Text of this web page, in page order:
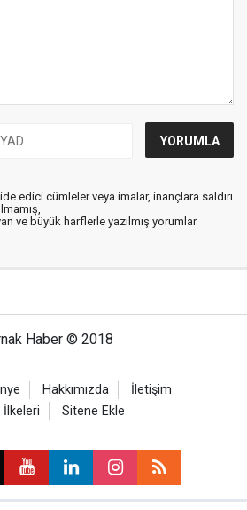
edici cümleler veya imalar, inançlara saldırı
ve büyük harflerle yazılmış yorumlar
Haber © 2018
Hakkımızda
İletişim
İlkeleri
Sitene Ekle